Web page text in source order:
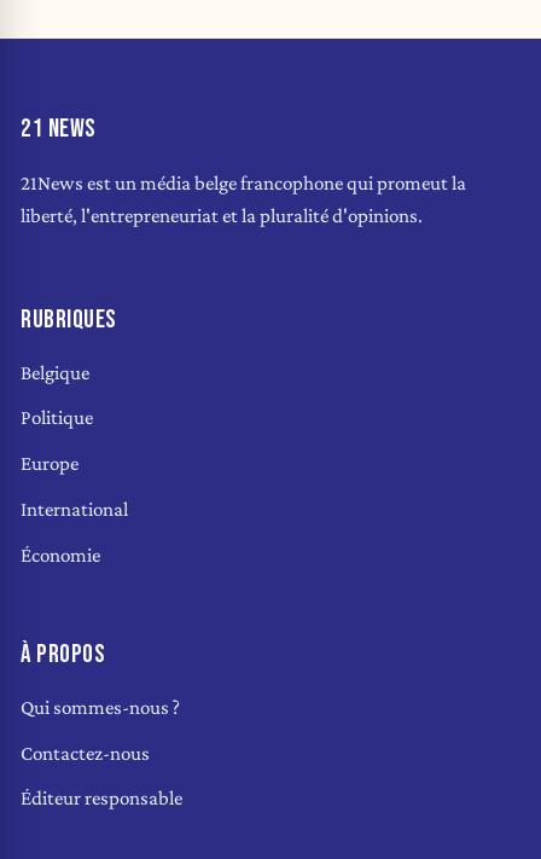
21 NEWS
21News est un média belge francophone qui promeut la
liberté, l'entrepreneuriat et la pluralité d'opinions.
RUBRIQUES
Belgique
Politique
Europe
International
Économie
À PROPOS
Qui sommes-nous ?
Contactez-nous
Éditeur responsable